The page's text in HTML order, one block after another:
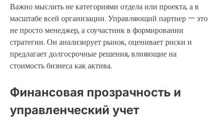
Важно мыслить не категориями отдела или проекта, а в
масштабе всей организации. Управляющий партнер — это
не просто менеджер, а соучастник в формировании
стратегии. Он анализирует рынок, оценивает риски и
предлагает долгосрочные решения, влияющие на
стоимость бизнеса как актива.
Финансовая прозрачность и
управленческий учет